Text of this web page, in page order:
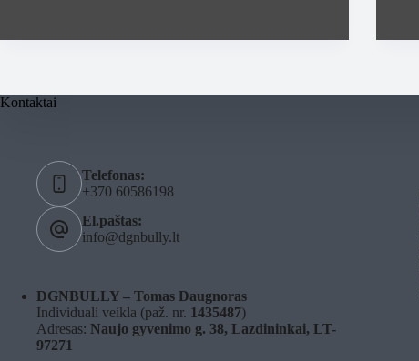
Kontaktai
Telefonas:
+370 60586198
El.paštas:
info@dgnbully.lt
DGNBULLY – Tomas Daugnoras
Individuali veikla (paž. nr. 1435487)
Adresas: Naujo gyvenimo g. 38, Lazdininkai, LT-
97271